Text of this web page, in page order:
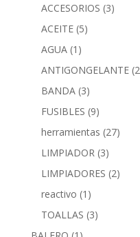
ACCESORIOS (3)
ACEITE (5)
AGUA (1)
ANTIGONGELANTE
BANDA (3)
FUSIBLES (9)
herramientas (27)
LIMPIADOR (3)
LIMPIADORES (2)
reactivo (1)
TOALLAS (3)